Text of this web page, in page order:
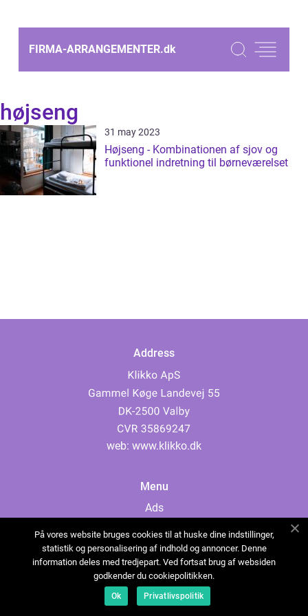
FIRMA-ARRANGEMENTER.dk
højseng
31 may 2023
Højseng - Kombinationen af sjov og
funktionel indretning til børneværelset
Address
web: www.klikko.dk
Menu
Ads
Cookies
Contact
Sitemap
På vores website bruges cookies til at huske dine indstillinger,
statistik og personalisering af indhold og annoncer. Denne
information deles med tredjepart. Ved fortsat brug af websiden
godkender du cookiepolitikken.
Ok Privatlivspolitik